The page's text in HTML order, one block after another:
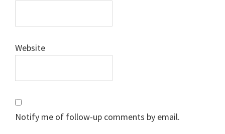
Website
Notify me of follow-up comments by email.